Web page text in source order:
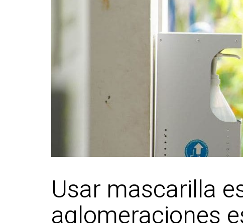
Usar mascarilla
aglomeraciones